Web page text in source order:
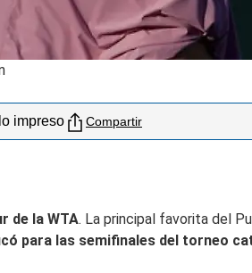
impreso Compartir
de la WTA. La principal favorita del
para las semifinales del torneo